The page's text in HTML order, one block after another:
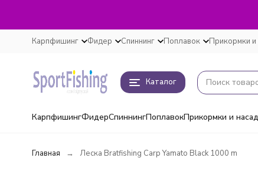
Карпфишинг Фидер Спиннинг Поплавок Прикормки и
Каталог
КарпфишингФидерСпиннингПоплавокПрикормки и
Главная Леска Bratfishing Carp Yamato Black 1000 m